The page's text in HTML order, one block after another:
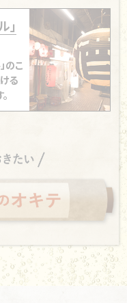
オッサンが若者を誘
いの手・おつかれ
旨いつまみで今
囲気が残る ここ
しゃべりもときに
神なり
む人情酒場では
」
のこ
る
と心意気を受け継
飲みで堪能する絶
の上ゆく絶品つま
まらない!!
イボール」の魅力が